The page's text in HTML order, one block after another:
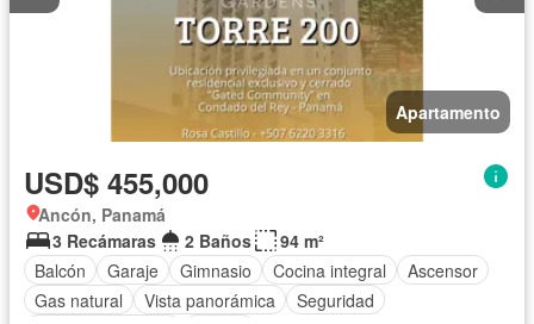
Apartamento
USD$ 455,000
Ancón, Panamá
3 Recámaras
2 Baños
94 m²
Balcón
Garaje Gimnasio Cocina integral
Ascensor
Gas natural
Vista panorámica
Seguridad